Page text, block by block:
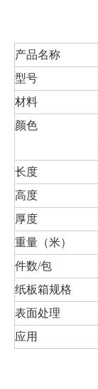
产品名称
型号
材料
颜色
长度
高度
厚度
重量（米）
件数/包
纸板箱规格
表面处理
应用